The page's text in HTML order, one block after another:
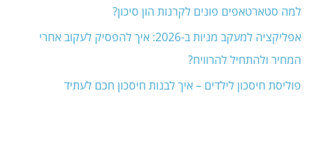
למה סטארטאפים פונים לקרנות הון סיכון?
אפליקציה למעקב מניות ב-2026: איך להפסיק לעקוב אחרי
המחיר ולהתחיל להרוויח?
פוליסת חיסכון לילדים – איך לבנות חיסכון חכם לעתיד